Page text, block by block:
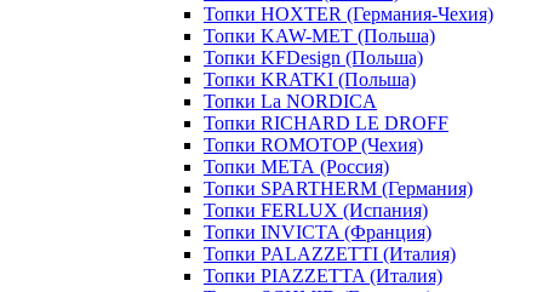
Топки HOXTER (Германия-Чехия)
Топки KAW-MET (Польша)
Топки KFDesign (Польша)
Топки KRATKI (Польша)
Топки La NORDICA
Топки RICHARD LE DROFF
Топки ROMOTOP (Чехия)
Топки МЕТА (Россия)
Топки SPARTHERM (Германия)
Топки FERLUX (Испания)
Топки INVICTA (Франция)
Топки PALAZZETTI (Италия)
Топки PIAZZETTA (Италия)